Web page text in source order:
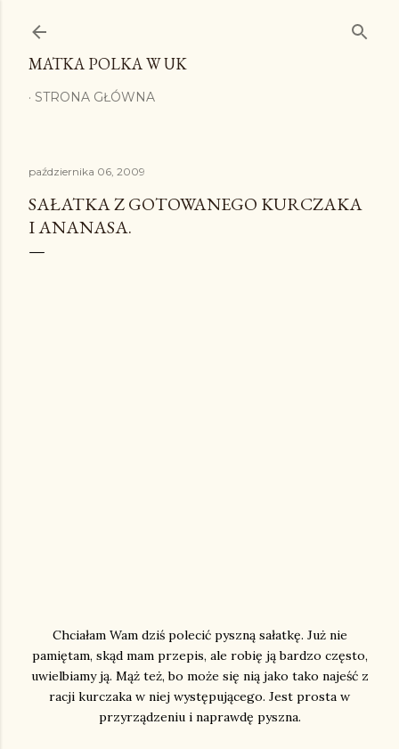
MATKA POLKA W UK
STRONA GŁÓWNA
października 06, 2009
SAŁATKA Z GOTOWANEGO KURCZAKA
I ANANASA.
Chciałam Wam dziś polecić pyszną sałatkę. Już nie
pamiętam, skąd mam przepis, ale robię ją bardzo często,
uwielbiamy ją. Mąż też, bo może się nią jako tako najeść z
racji kurczaka w niej występującego. Jest prosta w
przyrządzeniu i naprawdę pyszna.